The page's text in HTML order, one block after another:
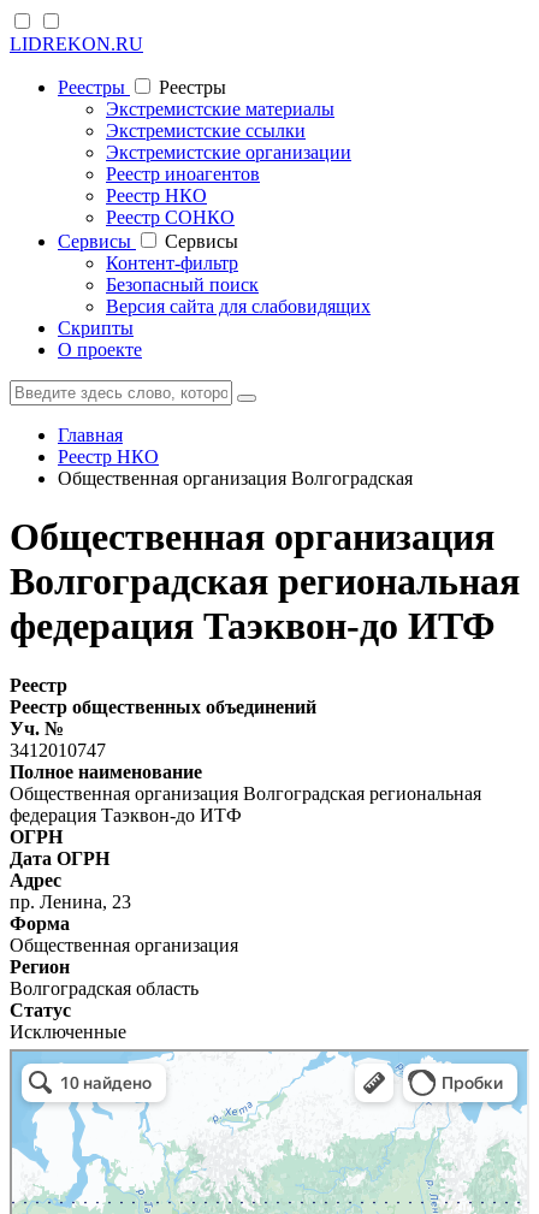
LIDREKON.RU
Реестры
Реестры
Экстремистские материалы
Экстремистские ссылки
Экстремистские организации
Реестр иноагентов
Реестр НКО
Реестр СОНКО
Cервисы
Cервисы
Контент-фильтр
Безопасный поиск
Версия сайта для слабовидящих
Скрипты
О проекте
Главная
Реестр НКО
Общественная организация Волгоградская
Общественная организация
Волгоградская региональная
федерация Таэквон-до ИТФ
Реестр
Реестр общественных объединений
Уч. №
3412010747
Полное наименование
Общественная организация Волгоградская региональная
федерация Таэквон-до ИТФ
ОГРН
Дата ОГРН
Адрес
пр. Ленина, 23
Форма
Общественная организация
Регион
Волгоградская область
Статус
Исключенные